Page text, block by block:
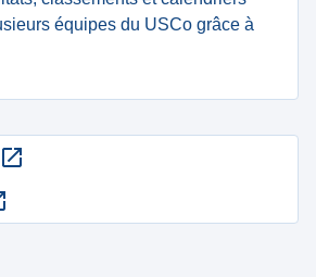
équipes du USCo grâce à